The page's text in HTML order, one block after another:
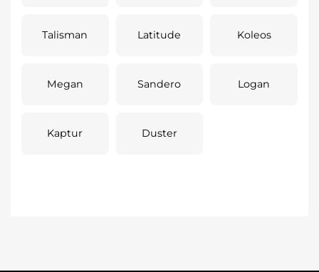
Talisman Latitude Koleos
Megan Sandero Logan
Kaptur Duster